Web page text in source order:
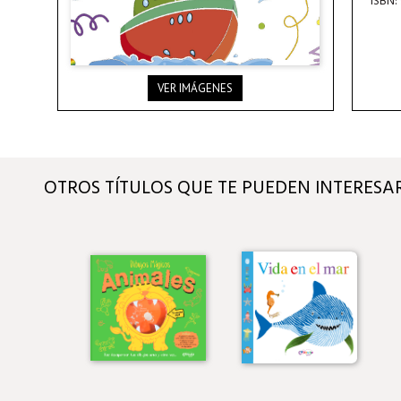
VER IMÁGENES
OTROS TÍTULOS QUE TE PUEDEN